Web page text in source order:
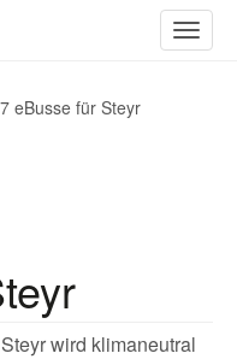
ein-/
7 eBusse für Steyr
wird klimaneutral